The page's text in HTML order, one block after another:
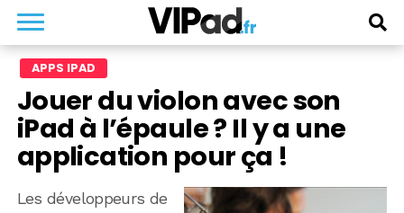
APPS IPAD
Jouer du violon avec son
iPad à l’épaule ? Il y a une
application pour ça !
Les développeurs de